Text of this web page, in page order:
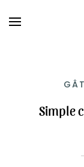
Simple